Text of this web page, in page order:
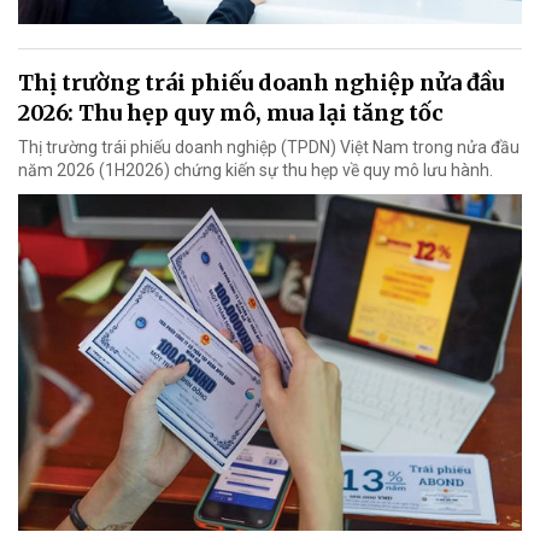
Thị trường trái phiếu doanh nghiệp nửa đầu
2026: Thu hẹp quy mô, mua lại tăng tốc
Thị trường trái phiếu doanh nghiệp (TPDN) Việt Nam trong nửa đầu
năm 2026 (1H2026) chứng kiến sự thu hẹp về quy mô lưu hành.